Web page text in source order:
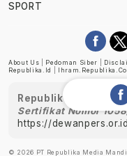
SPORT
About Us Pedoman Siber
Republika.id
Republika telah
Sertifikat Nomor
https://
© 2026 PT Republika Media